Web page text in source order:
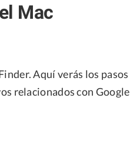
Mac
Aquí verás los pasos
relacionados con Google